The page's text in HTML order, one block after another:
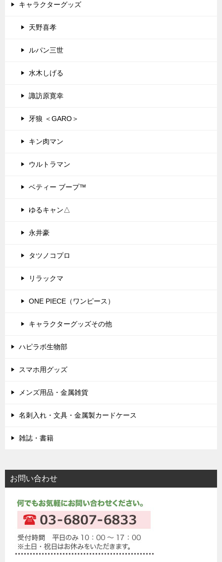
キャラクターグッズ
天野喜孝
ルパン三世
水木しげる
諏訪原寛幸
牙狼 ＜GARO＞
キン肉マン
ウルトラマン
ベティー ブープ™
ゆるキャン△
永井豪
タツノコプロ
リラックマ
ONE PIECE（ワンピース）
キャラクターグッズその他
ハピラボ生物部
スマホ用グッズ
メンズ用品・金属雑貨
名刺入れ・文具・金属製カードケース
雑誌・書籍
お問い合わせ